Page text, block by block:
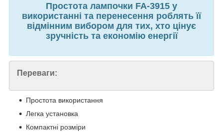
Простота лампочки FA-3915 у
використанні та перенесення роблять її
відмінним вибором для тих, хто цінує
зручність та економію енергії
Переваги:
Простота використання
Легка установка
Компактні розміри